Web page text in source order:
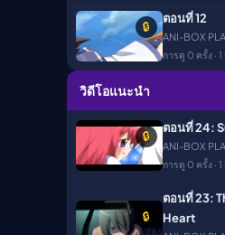
🔒
ตอนที่ 12
ANI-BOX
การดู 0 ครั้ง ·
วิดีโอแนะนำ
🔒
ตอนที่ 24:
ANI-BOX
การดู 0 ครั้ง ·
🔒
ตอนที่ 23:
Heart